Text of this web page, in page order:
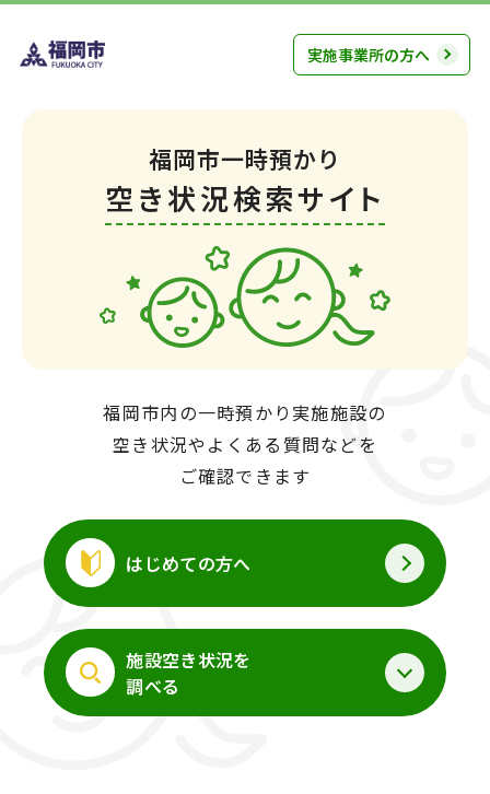
実施事業所の方へ
福岡市一時預かり
空き状況検索サイト
福岡市内の一時預かり実施施設の
空き状況やよくある質問などを
ご確認できます
はじめての方へ
施設空き状況を
調べる